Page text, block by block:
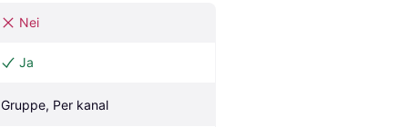
Nei
Ja
Gruppe, Per kanal